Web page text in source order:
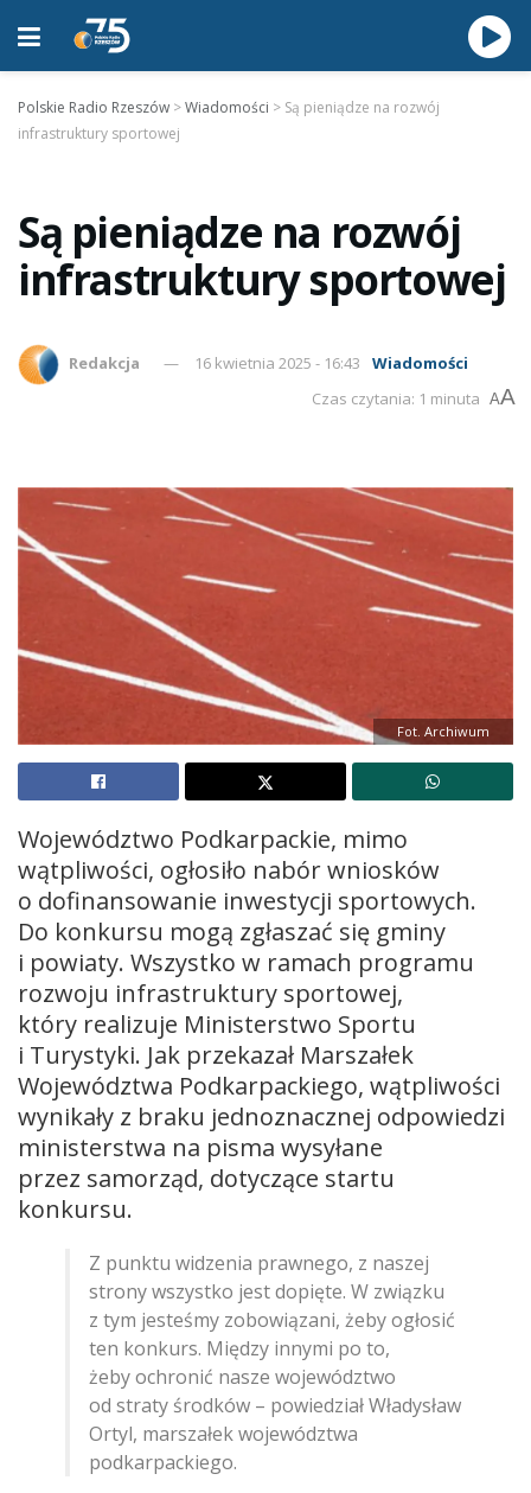
Polskie Radio Rzeszów >Wiadomości > Są pieniądze na rozwój
infrastruktury sportowej
Są pieniądze na rozwój
infrastruktury sportowej
Redakcja 16 kwietnia 2025 - 16:43
Wiadomości
Czas czytania: 1 minuta AA
Fot. Archiwum
Województwo Podkarpackie, mimo
wątpliwości, ogłosiło nabór wniosków
o dofinansowanie inwestycji sportowych.
Do konkursu mogą zgłaszać się gminy
i powiaty. Wszystko w ramach programu
rozwoju infrastruktury sportowej,
który realizuje Ministerstwo Sportu
i Turystyki. Jak przekazał Marszałek
Województwa Podkarpackiego, wątpliwości
wynikały z braku jednoznacznej odpowiedzi
ministerstwa na pisma wysyłane
przez samorząd, dotyczące startu
konkursu.
Z punktu widzenia prawnego, z naszej
strony wszystko jest dopięte. W związku
z tym jesteśmy zobowiązani, żeby ogłosić
ten konkurs. Między innymi po to,
żeby ochronić nasze województwo
od straty środków – powiedział Władysław
Ortyl, marszałek województwa
podkarpackiego.